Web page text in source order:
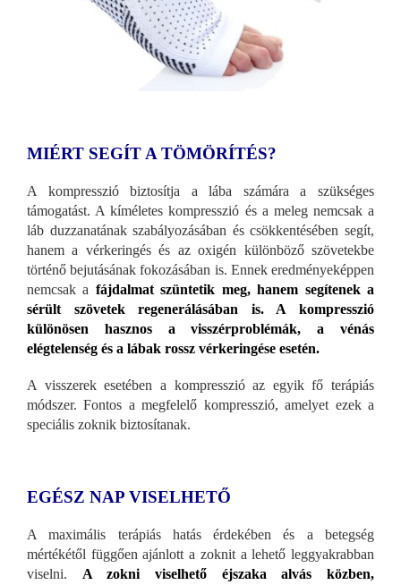
MIÉRT SEGÍT A TÖMÖRÍTÉS?
A kompresszió biztosítja a lába számára a szükséges
támogatást. A kíméletes kompresszió és a meleg nemcsak a
láb duzzanatának szabályozásában és csökkentésében segít,
hanem a vérkeringés és az oxigén különböző szövetekbe
történő bejutásának fokozásában is. Ennek eredményeképpen
nemcsak a fájdalmat szüntetik meg, hanem segítenek a
sérült szövetek regenerálásában is. A kompresszió
különösen hasznos a visszérproblémák, a vénás
elégtelenség és a lábak rossz vérkeringése esetén.
A visszerek esetében a kompresszió az egyik fő terápiás
módszer. Fontos a megfelelő kompresszió, amelyet ezek a
speciális zoknik biztosítanak.
EGÉSZ NAP VISELHETŐ
A maximális terápiás hatás érdekében és a betegség
mértékétől függően ajánlott a zoknit a lehető leggyakrabban
viselni. A zokni viselhető éjszaka alvás közben,